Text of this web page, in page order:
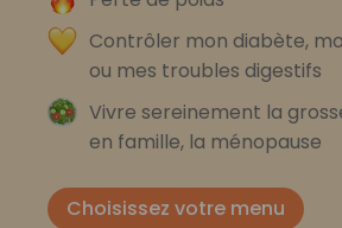
Contrôler mon diabète,
ou mes troubles digestifs
Vivre sereinement la
en famille, la ménopause
Choisissez votre menu